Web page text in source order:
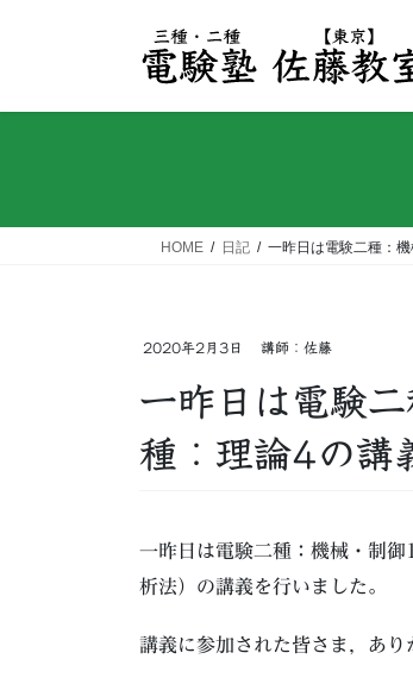
HOME 日記 一昨日は電験二種：
2020年2月3日 講師：佐藤
一昨日は電験
種：理論4の講
一昨日は電験二種：機械・制
析法）の講義を行いました。
講義に参加された皆さま，あり